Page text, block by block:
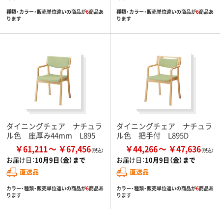
種類・カラー・販売単位違いの商品が6商品あ
ります
種類・カラー・販売単位違いの商品が6商品あ
ります
ダイニングチェア ナチュラ
ル色 座厚み44mm L895
￥61,211 ￥67,456
お届け日：10月9日（金）まで
直送品
カラー・種類・販売単位違いの商品が6商品あ
ります
ダイニングチェア ナチュラ
ル色 把手付 L895D
￥44,266 ￥47,636
お届け日：10月9日（金）まで
直送品
カラー・種類・販売単位違いの商品が6商品あ
ります